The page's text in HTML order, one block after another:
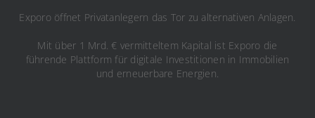
Exporo öffnet Privatanlegern das Tor zu alternativen Anlagen.
Mit über 1 Mrd. € vermitteltem Kapital ist Exporo die
führende Plattform für digitale Investitionen in Immobilien
und erneuerbare Energien.